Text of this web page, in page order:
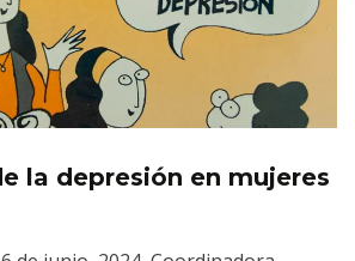
la depresión en mujeres